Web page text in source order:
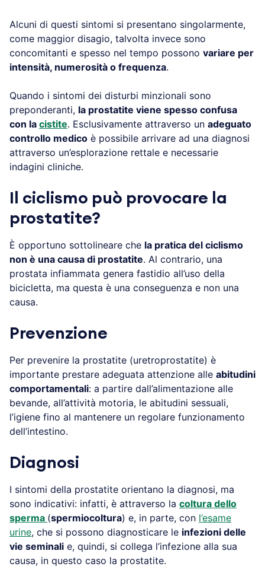
Alcuni di questi sintomi si presentano singolarmente,
come maggior disagio, talvolta invece sono
concomitanti e spesso nel tempo possono variare per
intensità, numerosità o frequenza.
Quando i sintomi dei disturbi minzionali sono
preponderanti, la prostatite viene spesso confusa
con la cistite. Esclusivamente attraverso un adeguato
controllo medico è possibile arrivare ad una diagnosi
attraverso un’esplorazione rettale e necessarie
indagini cliniche.
Il ciclismo può provocare la
prostatite?
È opportuno sottolineare che la pratica del ciclismo
non è una causa di prostatite. Al contrario, una
prostata infiammata genera fastidio all’uso della
bicicletta, ma questa è una conseguenza e non una
causa.
Prevenzione
Per prevenire la prostatite (uretroprostatite) è
importante prestare adeguata attenzione alle abitudini
comportamentali: a partire dall’alimentazione alle
bevande, all’attività motoria, le abitudini sessuali,
l’igiene fino al mantenere un regolare funzionamento
dell’intestino.
Diagnosi
I sintomi della prostatite orientano la diagnosi, ma
sono indicativi: infatti, è attraverso la coltura dello
sperma (spermiocoltura) e, in parte, con l’esame
urine, che si possono diagnosticare le infezioni delle
vie seminali e, quindi, si collega l’infezione alla sua
causa, in questo caso la prostatite.